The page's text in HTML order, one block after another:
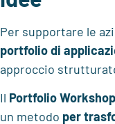
Per supportare le
portfolio di
approccio
Il Portfolio Workshop
un metodo per